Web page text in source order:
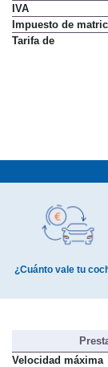
IVA
Impuesto de
Tarifa de
¿Cuánto vale tu
Velocidad máxima